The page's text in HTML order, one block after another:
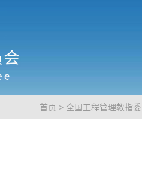
首页 > 全国工程管理教指委